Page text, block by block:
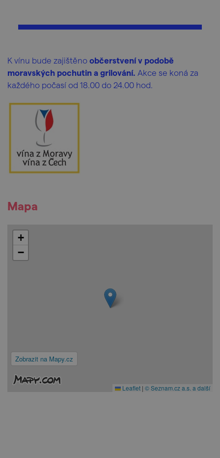
K vínu bude zajištěno občerstvení v podobě
moravských pochutin a grilování. Akce se koná za
každého počasí od 18.00 do 24.00 hod.
Mapa
Zobrazit na Mapy.cz
+
−
Leaflet | © Seznam.cz a.s. a další